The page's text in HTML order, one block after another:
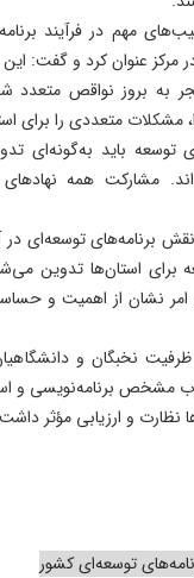
مهم در فرآیند
عنوان کرد و گفت: این
به بروز نواقص متعدد
مشکلات متعددی را برای
توسعه باید
مشارکت همه نهادهای
برنامه‌های توسعه‌ای در
برای استان‌ها تدوین
نشان از اهمیت و
ظرفیت نخبگان و
مشخص برنامه‌نویسی و
نظارت و ارزیابی مؤثر
توسعه‌ای کشور